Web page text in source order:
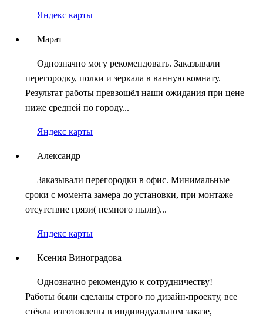
Яндекс карты
Марат
Однозначно могу рекомендовать. Заказывали
перегородку, полки и зеркала в ванную комнату.
Результат работы превзошёл наши ожидания при цене
ниже средней по городу...
Яндекс карты
Александр
Заказывали перегородки в офис. Минимальные
сроки с момента замера до установки, при монтаже
отсутствие грязи( немного пыли)...
Яндекс карты
Ксения Виноградова
Однозначно рекомендую к сотрудничеству!
Работы были сделаны строго по дизайн-проекту, все
стёкла изготовлены в индивидуальном заказе,